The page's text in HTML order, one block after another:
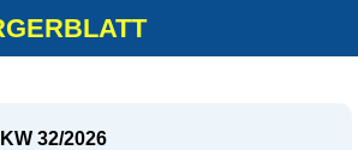
32/2026